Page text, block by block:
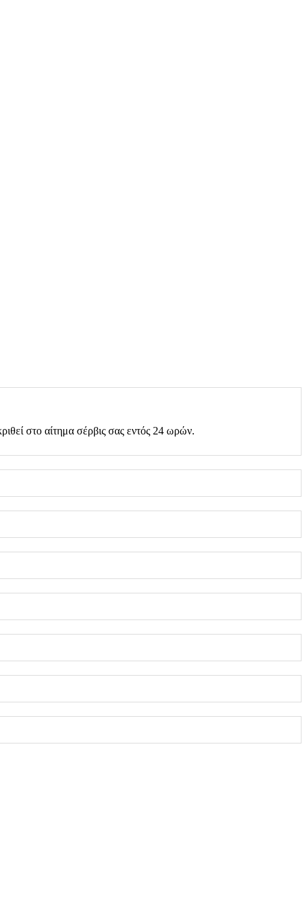
στο αίτημα σέρβις σας εντός 24 ωρών.